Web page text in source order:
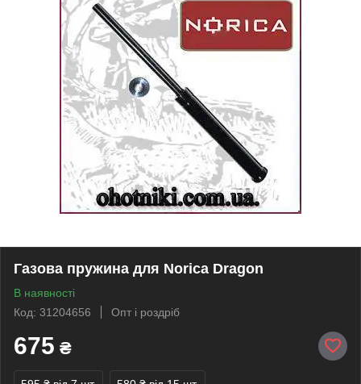
Газова пружина для Norica Dragon
В наявності
Код: 31204656
Опт і роздріб
675 ₴